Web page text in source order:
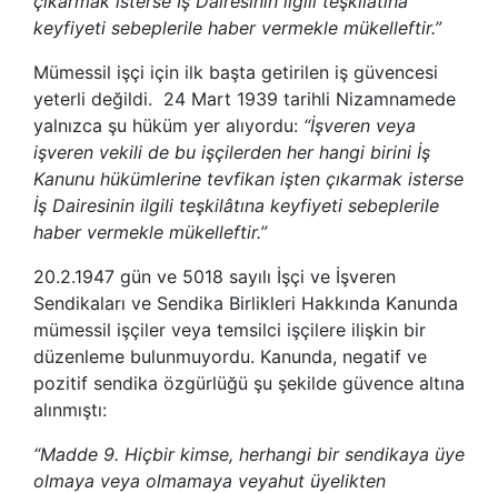
keyfiyeti sebeplerile haber vermekle mükelleftir.”
Mümessil işçi için ilk başta getirilen iş güvencesi
yeterli değildi. 24 Mart 1939 tarihli Nizamnamede
yalnızca şu hüküm yer alıyordu: “İşveren veya
işveren vekili de bu işçilerden her hangi birini İş
Kanunu hükümlerine tevfikan işten çıkarmak isterse
İş Dairesinin ilgili teşkilâtına keyfiyeti sebeplerile
haber vermekle mükelleftir.”
20.2.1947 gün ve 5018 sayılı İşçi ve İşveren
Sendikaları ve Sendika Birlikleri Hakkında Kanunda
mümessil işçiler veya temsilci işçilere ilişkin bir
düzenleme bulunmuyordu. Kanunda, negatif ve
pozitif sendika özgürlüğü şu şekilde güvence altına
alınmıştı:
“Madde 9. Hiçbir kimse, herhangi bir sendikaya üye
olmaya veya olmamaya veyahut üyelikten